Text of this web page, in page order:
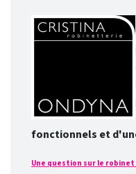
fonctionnels et
Une question sur le robinet